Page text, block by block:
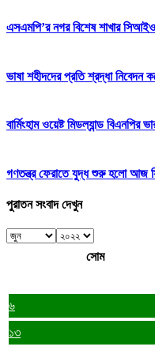
এসএমপি’র নগর বিশেষ শাখার
ভাষা শহীদদের প্রতি শ্রদ্ধা নিবেদন
বার্মিংহাম ওয়েষ্ট মিডল্যান্ড
গণতন্ত্র ফেরাতে যুদ্ধ শুরু হলো আজ
পুরাতন সংবাদ দেখুন
সোম
৬
১৩